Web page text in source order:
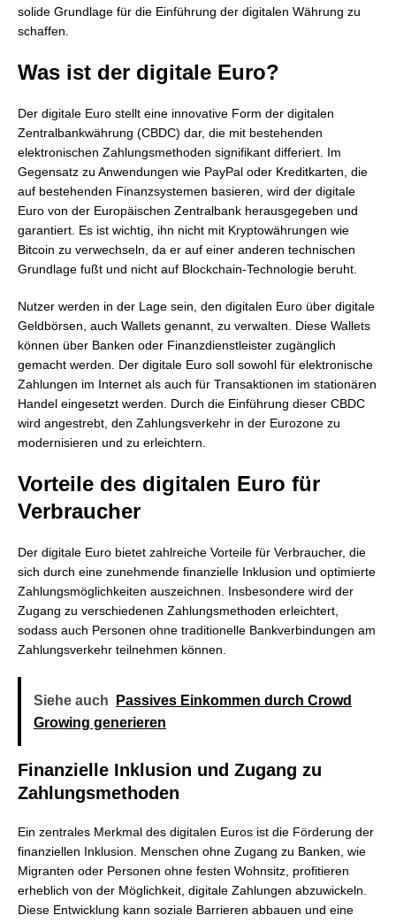
solide Grundlage für die Einführung der digitalen Währung zu
schaffen.
Was ist der digitale Euro?
Der digitale Euro stellt eine innovative Form der digitalen
Zentralbankwährung (CBDC) dar, die mit bestehenden
elektronischen Zahlungsmethoden signifikant differiert. Im
Gegensatz zu Anwendungen wie PayPal oder Kreditkarten, die
auf bestehenden Finanzsystemen basieren, wird der digitale
Euro von der Europäischen Zentralbank herausgegeben und
garantiert. Es ist wichtig, ihn nicht mit Kryptowährungen wie
Bitcoin zu verwechseln, da er auf einer anderen technischen
Grundlage fußt und nicht auf Blockchain-Technologie beruht.
Nutzer werden in der Lage sein, den digitalen Euro über digitale
Geldbörsen, auch Wallets genannt, zu verwalten. Diese Wallets
können über Banken oder Finanzdienstleister zugänglich
gemacht werden. Der digitale Euro soll sowohl für elektronische
Zahlungen im Internet als auch für Transaktionen im stationären
Handel eingesetzt werden. Durch die Einführung dieser CBDC
wird angestrebt, den Zahlungsverkehr in der Eurozone zu
modernisieren und zu erleichtern.
Vorteile des digitalen Euro für
Verbraucher
Der digitale Euro bietet zahlreiche Vorteile für Verbraucher, die
sich durch eine zunehmende finanzielle Inklusion und optimierte
Zahlungsmöglichkeiten auszeichnen. Insbesondere wird der
Zugang zu verschiedenen Zahlungsmethoden erleichtert,
sodass auch Personen ohne traditionelle Bankverbindungen am
Zahlungsverkehr teilnehmen können.
Siehe auch
Passives Einkommen durch Crowd
Growing generieren
Finanzielle Inklusion und Zugang zu
Zahlungsmethoden
Ein zentrales Merkmal des digitalen Euros ist die Förderung der
finanziellen Inklusion. Menschen ohne Zugang zu Banken, wie
Migranten oder Personen ohne festen Wohnsitz, profitieren
erheblich von der Möglichkeit, digitale Zahlungen abzuwickeln.
Diese Entwicklung kann soziale Barrieren abbauen und eine